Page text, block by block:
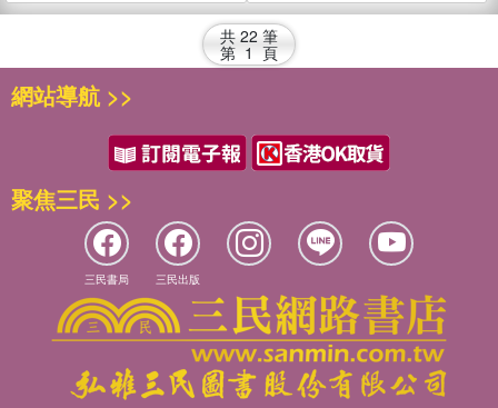
共 22 筆
第 1 頁
網站導航 >>
聚焦三民 >>
三民書局 三民出版